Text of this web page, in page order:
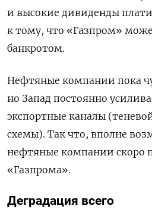
и высокие дивиденды
к тому, что «Газпром»
банкротом.
Нефтяные компании пока
но Запад постоянно
экспортные каналы
схемы). Так что, вполне
нефтяные компании скоро
«Газпрома».
Деградация всего